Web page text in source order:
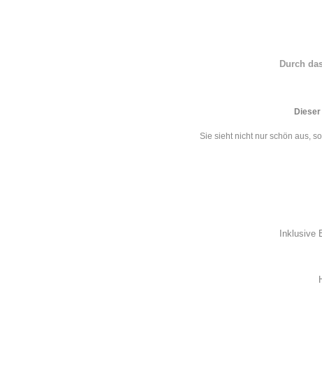
Durch
Sie sieht nicht nur schön aus,
Inklusive